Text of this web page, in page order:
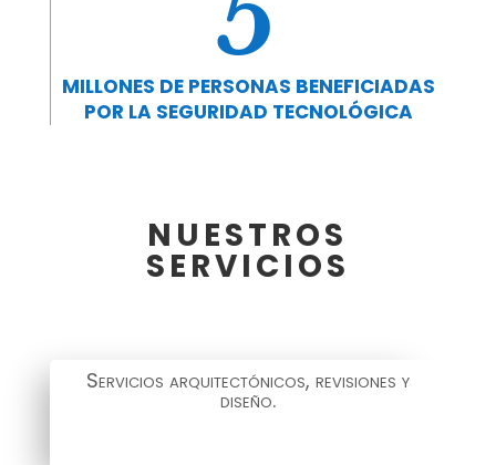
MILLONES DE PERSONAS BENEFICIADAS
POR LA SEGURIDAD TECNOLÓGICA
NUESTROS
SERVICIOS
Servicios arquitectónicos, revisiones y
diseño.